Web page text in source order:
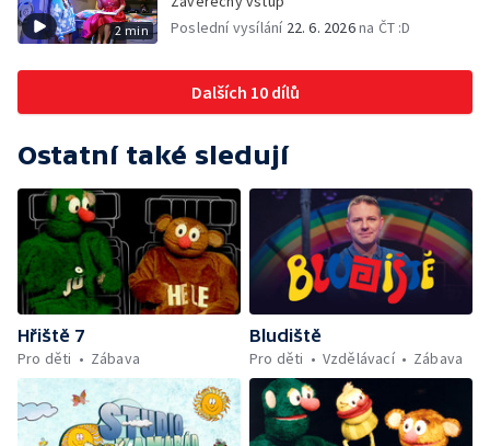
2 min
Poslední vysílání 22. 6. 2026na ČT :D
Dalších 10 dílů
Ostatní také sledují
Hřiště 7
Pro děti
Zábava
Bludiště
Pro děti
Vzdělávací Zábava